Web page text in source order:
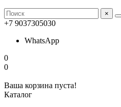
×
+7 9037305030
WhatsApp
0
0
Ваша корзина пуста!
Каталог